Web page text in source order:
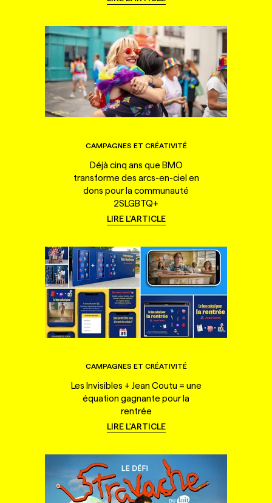
CAMPAGNES ET CRÉATIVITÉ
Déjà cinq ans que BMO
transforme des arcs-en-ciel en
dons pour la communauté
2SLGBTQ+
LIRE L'ARTICLE
CAMPAGNES ET CRÉATIVITÉ
Les Invisibles + Jean Coutu = une
équation gagnante pour la
rentrée
LIRE L'ARTICLE